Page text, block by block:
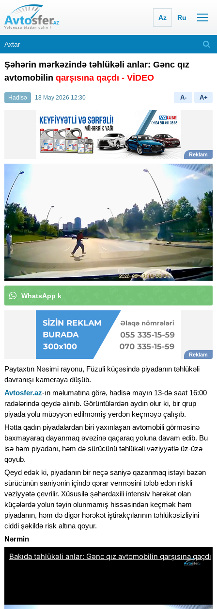
Az Ru
Şəhərin mərkəzində təhlükəli anlar: Gənc qız
avtomobilin qarşısına qaçdı - VİDEO
Hadisə 18 May 2026 12:30 A- A+
WhatsApp k
Paytaxtın Nəsimi rayonu, Füzuli küçəsində piyadanın təhlükəli
davranışı kameraya düşüb.
Avtosfer.az-ın məlumatına görə, hadisə mayın 13-də saat 16:00
radələrində qeydə alınıb. Görüntülərdən aydın olur ki, bir qrup
piyada yolu müəyyən edilməmiş yerdən keçməyə çalışıb.
Hətta qadın piyadalardan biri yaxınlaşan avtomobili görməsinə
baxmayaraq dayanmaq əvəzinə qaçaraq yoluna davam edib. Bu
isə həm piyadanı, həm də sürücünü təhlükəli vəziyyətlə üz-üzə
qoyub.
Qeyd edək ki, piyadanın bir neçə saniyə qazanmaq istəyi bəzən
sürücünün saniyənin içində qərar verməsini tələb edən riskli
vəziyyətə çevrilir. Xüsusilə şəhərdaxili intensiv hərəkət olan
küçələrdə yolun təyin olunmamış hissəsindən keçmək həm
piyadanın, həm də digər hərəkət iştirakçılarının təhlükəsizliyini
ciddi şəkildə risk altına qoyur.
Nərmin